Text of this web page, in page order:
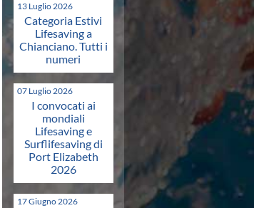
13 Luglio 2026
Categoria Estivi
Lifesaving a
Chianciano. Tutti i
numeri
07 Luglio 2026
I convocati ai
mondiali
Lifesaving e
Surflifesaving di
Port Elizabeth
2026
17 Giugno 2026